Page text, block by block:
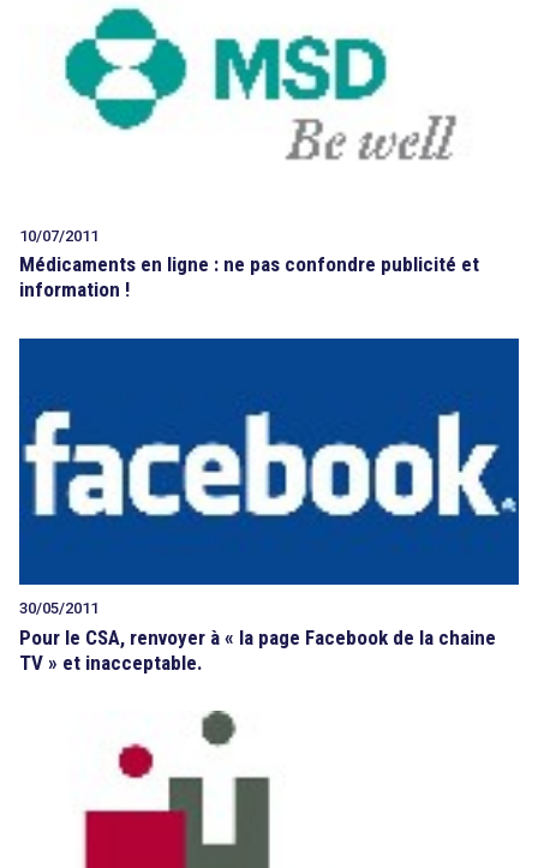
10/07/2011
Médicaments en ligne : ne pas confondre publicité et
information !
30/05/2011
Pour le CSA, renvoyer à « la page Facebook de la chaine
TV » et inacceptable.